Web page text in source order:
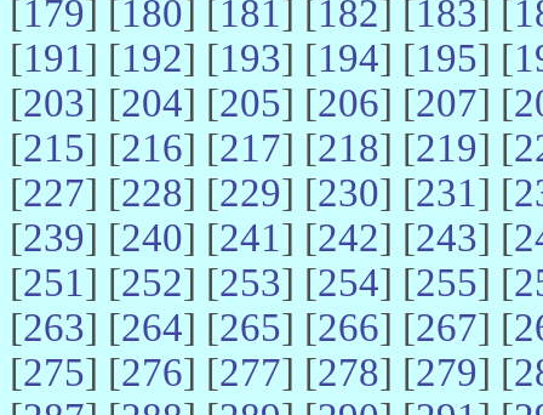
[179] [180] [181] [182] [183] [
[191] [192] [193] [194] [195] [
[203] [204] [205] [206] [207] [
[215] [216] [217] [218] [219] [
[227] [228] [229] [230] [231] [
[239] [240] [241] [242] [243] [
[251] [252] [253] [254] [255] [
[263] [264] [265] [266] [267] [
[275] [276] [277] [278] [279] [